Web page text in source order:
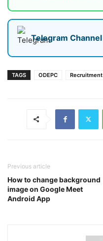
Telegram Channel
TAGS ODEPC Recruitment
Previous article
How to change background
image on Google Meet
Android App